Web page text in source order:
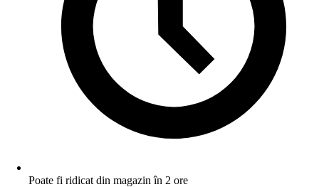
Poate fi ridicat din magazin în 2 ore